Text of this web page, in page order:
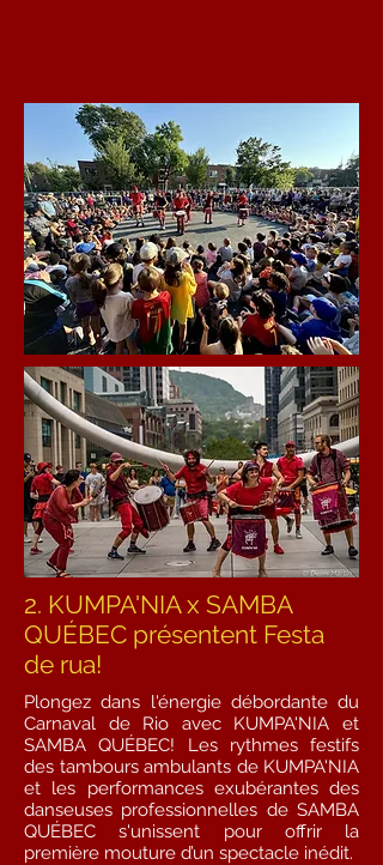
2. KUMPA'NIA x SAMBA
QUÉBEC présentent Festa
de rua!
Plongez dans l'énergie débordante du
Carnaval de Rio avec KUMPA'NIA et
SAMBA QUÉBEC! Les rythmes festifs
des tambours ambulants de KUMPA'NIA
et les performances exubérantes des
danseuses professionnelles de SAMBA
QUÉBEC s'unissent pour offrir la
première mouture d’un spectacle inédit.